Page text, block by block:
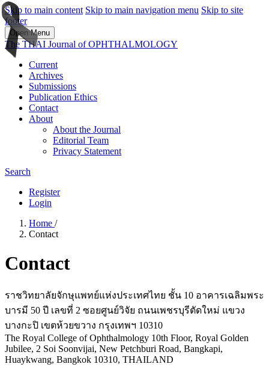
Skip to main content Skip to main navigation menu Skip to site
footer
Open Menu
The THAI Journal of OPHTHALMOLOGY
Current
Archives
Submissions
Publication Ethics
Contact
About
About the Journal
Editorial Team
Privacy Statement
Search
Register
Login
Home /
Contact
Contact
ราชวิทยาลัยจักษุแพทย์แห่งประเทศไทย ชั้น 10 อาคารเฉลิมพระ
บารมี 50 ปี เลขที่ 2 ซอยศูนย์วิจัย ถนนเพชรบุรีตัดใหม่ แขวง
บางกะปิ เขตห้วยขวาง กรุงเทพฯ 10310
The Royal College of Ophthalmology 10th Floor, Royal Golden
Jubilee, 2 Soi Soonvijai, New Petchburi Road, Bangkapi,
Huaykwang, Bangkok 10310, THAILAND